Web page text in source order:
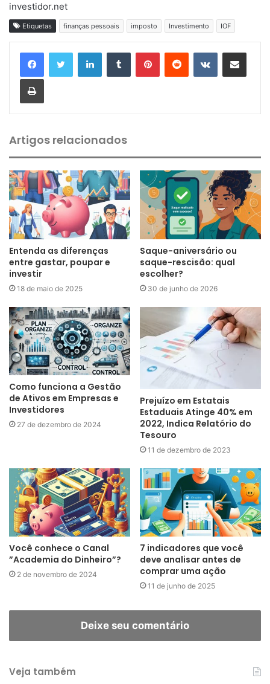
investidor.net
Etiquetas finanças pessoais imposto Investimento IOF
Artigos relacionados
Entenda as diferenças
entre gastar, poupar e
investir
18 de maio de 2025
Saque-aniversário ou
saque-rescisão: qual
escolher?
30 de junho de 2026
Como funciona a Gestão
de Ativos em Empresas e
Investidores
27 de dezembro de 2024
Prejuízo em Estatais
Estaduais Atinge 40% em
2022, Indica Relatório do
Tesouro
11 de dezembro de 2023
Você conhece o Canal
”Academia do Dinheiro”?
2 de novembro de 2024
7 indicadores que você
deve analisar antes de
comprar uma ação
11 de junho de 2025
Deixe seu comentário
Veja também